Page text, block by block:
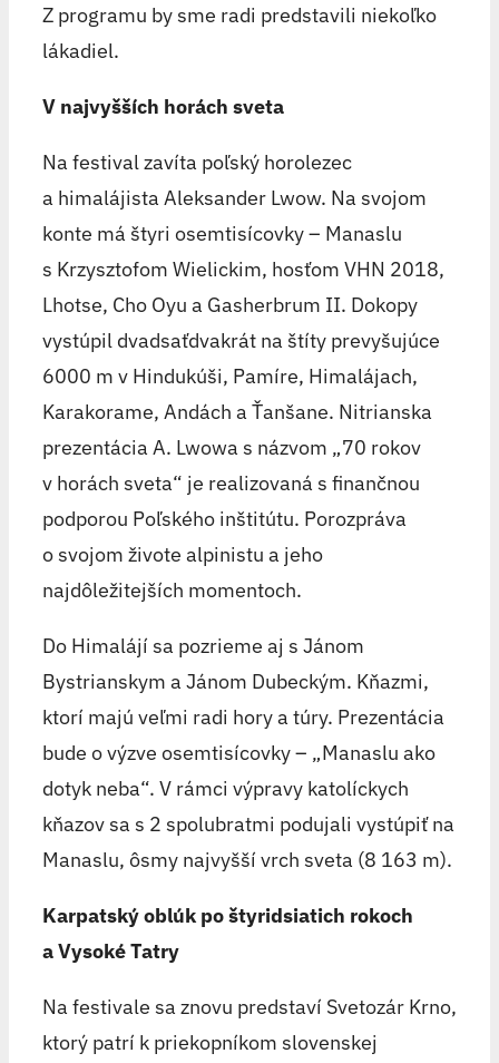
Z programu by sme radi predstavili niekoľko
lákadiel.
V najvyšších horách sveta
Na festival zavíta poľský horolezec
a himalájista Aleksander Lwow. Na svojom
konte má štyri osemtisícovky – Manaslu
s Krzysztofom Wielickim, hosťom VHN 2018,
Lhotse, Cho Oyu a Gasherbrum II. Dokopy
vystúpil dvadsaťdvakrát na štíty prevyšujúce
6000 m v Hindukúši, Pamíre, Himalájach,
Karakorame, Andách a Ťanšane. Nitrianska
prezentácia A. Lwowa s názvom „70 rokov
v horách sveta“ je realizovaná s finančnou
podporou Poľského inštitútu. Porozpráva
o svojom živote alpinistu a jeho
najdôležitejších momentoch.
Do Himalájí sa pozrieme aj s Jánom
Bystrianskym a Jánom Dubeckým. Kňazmi,
ktorí majú veľmi radi hory a túry. Prezentácia
bude o výzve osemtisícovky – „Manaslu ako
dotyk neba“. V rámci výpravy katolíckych
kňazov sa s 2 spolubratmi podujali vystúpiť na
Manaslu, ôsmy najvyšší vrch sveta (8 163 m).
Karpatský oblúk po štyridsiatich rokoch
a Vysoké Tatry
Na festivale sa znovu predstaví Svetozár Krno,
ktorý patrí k priekopníkom slovenskej